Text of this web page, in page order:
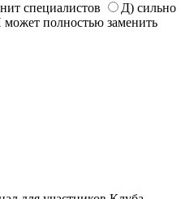
специалистов
Д) сильно
полностью заменить